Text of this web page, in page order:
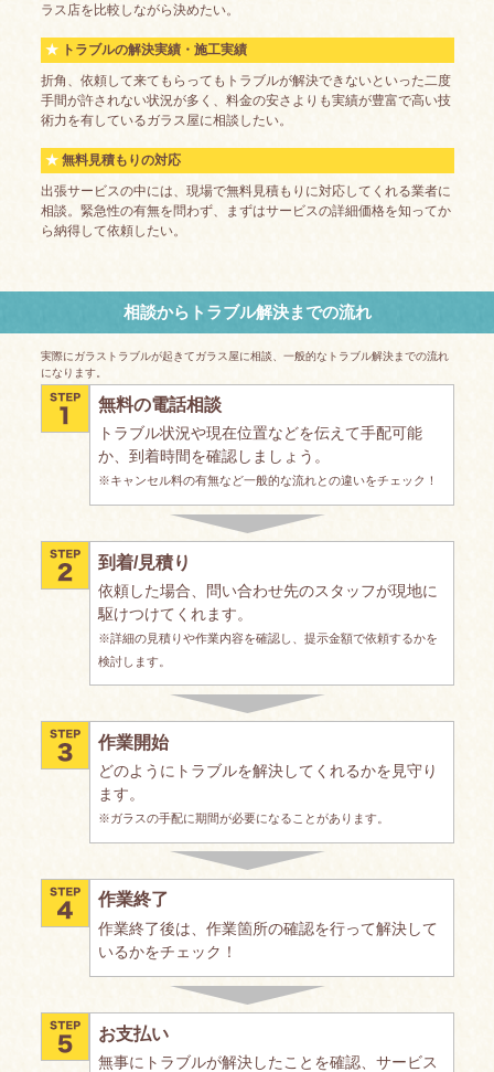
ラス店を比較しながら決めたい。
トラブルの解決実績・施工実績
折角、依頼して来てもらってもトラブルが解決できないといった二度
手間が許されない状況が多く、料金の安さよりも実績が豊富で高い技
術力を有しているガラス屋に相談したい。
無料見積もりの対応
出張サービスの中には、現場で無料見積もりに対応してくれる業者に
相談。緊急性の有無を問わず、まずはサービスの詳細価格を知ってか
ら納得して依頼したい。
相談からトラブル解決までの流れ
実際にガラストラブルが起きてガラス屋に相談、一般的なトラブル解決までの流れ
になります。
無料の電話相談
トラブル状況や現在位置などを伝えて手配可能
か、到着時間を確認しましょう。
※キャンセル料の有無など一般的な流れとの違いをチェック！
到着/見積り
依頼した場合、問い合わせ先のスタッフが現地に
駆けつけてくれます。
※詳細の見積りや作業内容を確認し、提示金額で依頼するかを
検討します。
作業開始
どのようにトラブルを解決してくれるかを見守り
ます。
※ガラスの手配に期間が必要になることがあります。
作業終了
作業終了後は、作業箇所の確認を行って解決して
いるかをチェック！
お支払い
無事にトラブルが解決したことを確認、サービス